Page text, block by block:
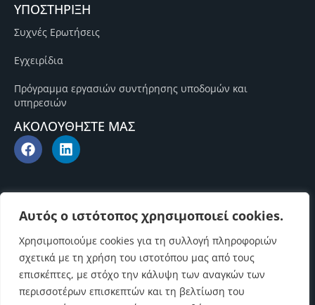
Αυτός ο ιστότοπος χρησιμοποιεί cookies.
Χρησιμοποιούμε cookies για τη συλλογή πληροφοριών
σχετικά με τη χρήση του ιστοτόπου μας από τους
επισκέπτες, με στόχο την κάλυψη των αναγκών των
περισσοτέρων επισκεπτών και τη βελτίωση του
ΥΠΟΣΤΗΡΙΞΗ
Συχνές Ερωτήσεις
Εγχειρίδια
Πρόγραμμα εργασιών συντήρησης υποδομών και
υπηρεσιών
ΑΚΟΛΟΥΘΗΣΤΕ ΜΑΣ